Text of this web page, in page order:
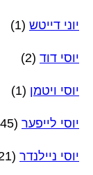
יוני דייטש (1)
יוסי דוד (2)
יוסי ויטמן (1)
יוסי לייפער (45)
יוסי ניילנדר (21)